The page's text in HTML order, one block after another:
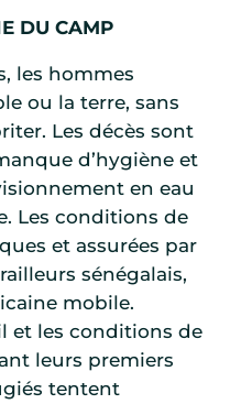
DU CAMP
les hommes
ou la terre, sans
Les décès sont
d’hygiène et
en eau
Les conditions de
et assurées par
sénégalais,
mobile.
et les conditions de
leurs premiers
tentent